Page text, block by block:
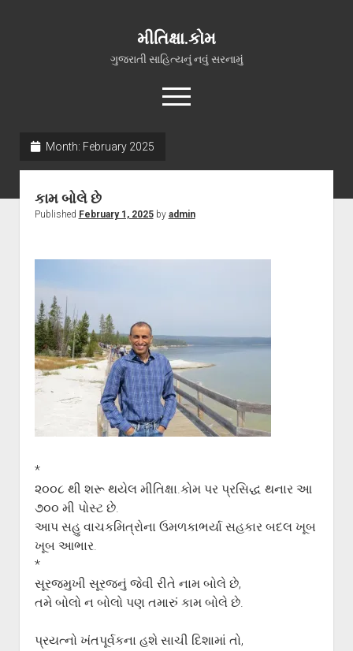
મીતિક્ષા.કોમ
ગુજરાતી સાહિત્યનું નવું સરનામું
open
menu
વધુ માહિતી
dropdown
ગુજરાતી સાહિત્ય-જગત
આપના પ્રતિભાવો
સર્જકોને સલામ
આપની રચનાઓ
Month: February 2025
કામ બોલે છે
Published February 1, 2025by admin
*
૨૦૦૮ થી શરૂ થયેલ મીતિક્ષા.કોમ પર પ્રસિદ્ધ થનાર આ
૭૦૦ મી પોસ્ટ છે.
આપ સહુ વાચકમિત્રોના ઉમળકાભર્યા સહકાર બદલ ખૂબ
ખૂબ આભાર.
*
સૂરજમુખી સૂરજનું જેવી રીતે નામ બોલે છે,
તમે બોલો ન બોલો પણ તમારું કામ બોલે છે.
પ્રયત્નો ખંતપૂર્વકના હશે સાચી દિશામાં તો,